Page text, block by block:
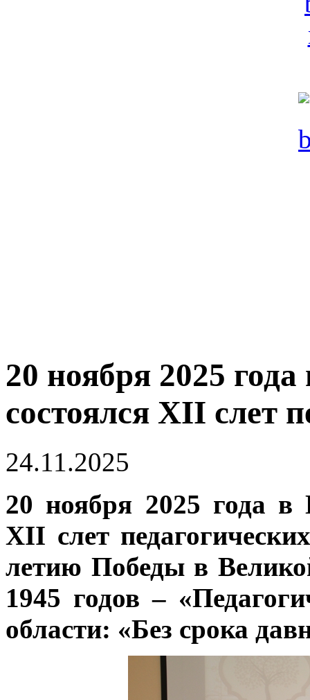
20 ноября 2025
состоялся XII слет
24.11.2025
20 ноября 2025 года
XII слет
летию Победы в
1945 годов –
области: «Без срока